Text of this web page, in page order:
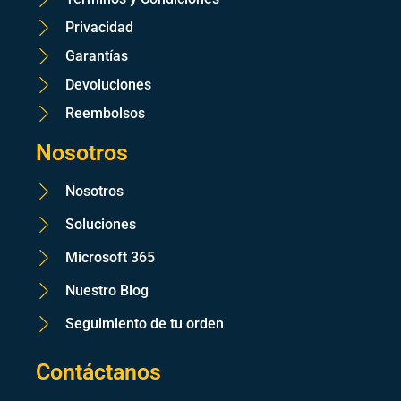
Privacidad
Garantías
Devoluciones
Reembolsos
Nosotros
Nosotros
Soluciones
Microsoft 365
Nuestro Blog
Seguimiento de tu orden
Contáctanos